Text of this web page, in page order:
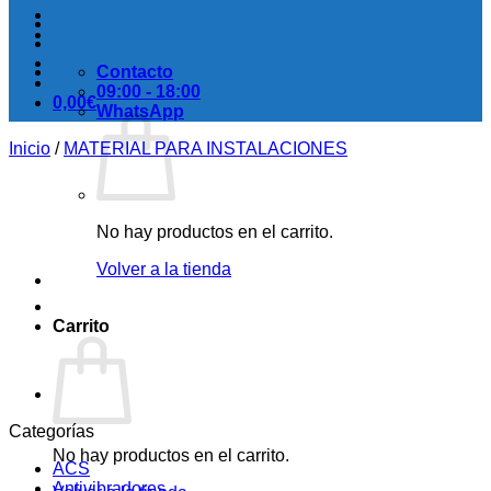
0,00€
No hay productos en el carrito.
Volver a la tienda
Carrito
No hay productos en el carrito.
Contacto
09:00 - 18:00
WhatsApp
Inicio / MATERIAL PARA INSTALACIONES
Categorías
ACS